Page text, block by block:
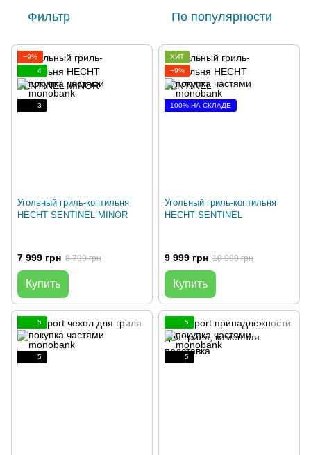
Фильтр По популярности
−9%
4
3
Угольный гриль-коптильня
HECHT SENTINEL MINOR
7 999 грн 8 799 грн
Купить
ХИТ
−9%
100% НА СКЛАДЕ
Угольный гриль-коптильня
HECHT SENTINEL
9 999 грн 10 999 грн
Купить
5
5
5
5